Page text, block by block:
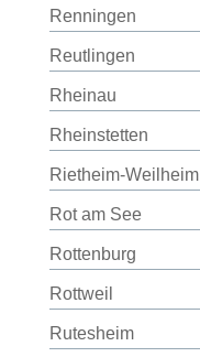
Renningen
Reutlingen
Rheinau
Rheinstetten
Rietheim-Weilheim
Rot am See
Rottenburg
Rottweil
Rutesheim